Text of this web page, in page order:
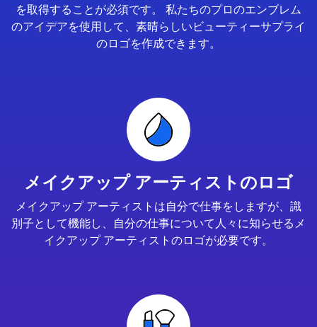
を取得することが必須です。 私たちのプロのエンブレム
のアイデアを使用して、素晴らしいビューティーサプライ
のロゴを作成できます。
メイクアップ アーティストのロゴ
メイクアップ アーティストは自分で仕事をしますが、識
別子として機能し、自分の仕事について人々に知らせるメ
イクアップ アーティストのロゴが必要です。